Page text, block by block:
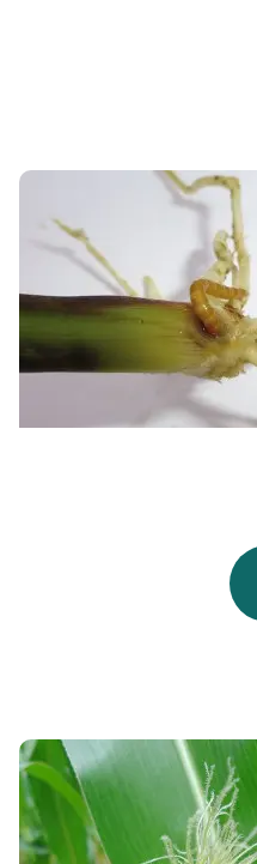
Du semis à la récolte
ravageurs du maïs
Chaque plante levée est
maïs. Le contrôle des
25 JUIN 2018
Repérer le stade
la date d'ensilage
En maïs fourrage, la date